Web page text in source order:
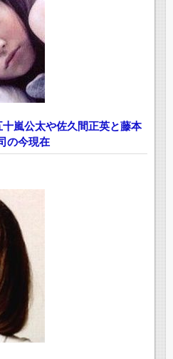
嵐公太や佐久間正英と藤本
の今現在